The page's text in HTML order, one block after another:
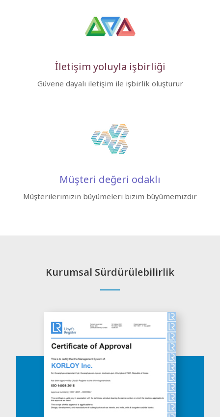
İletişim yoluyla işbirliği
Güvene dayalı iletişim ile işbirlik oluşturur
Müşteri değeri odaklı
Müşterilerimizin büyümeleri bizim büyümemizdir
Kurumsal Sürdürülebilirlik